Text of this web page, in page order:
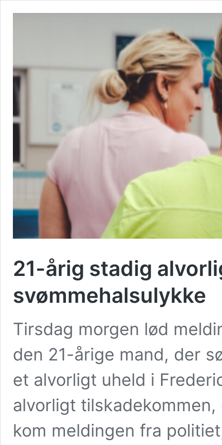
21-årig stadig
svømmehalsulykke
Tirsdag morgen lød
den 21-årige mand, der
et alvorligt uheld i
alvorligt
kom meldingen fra